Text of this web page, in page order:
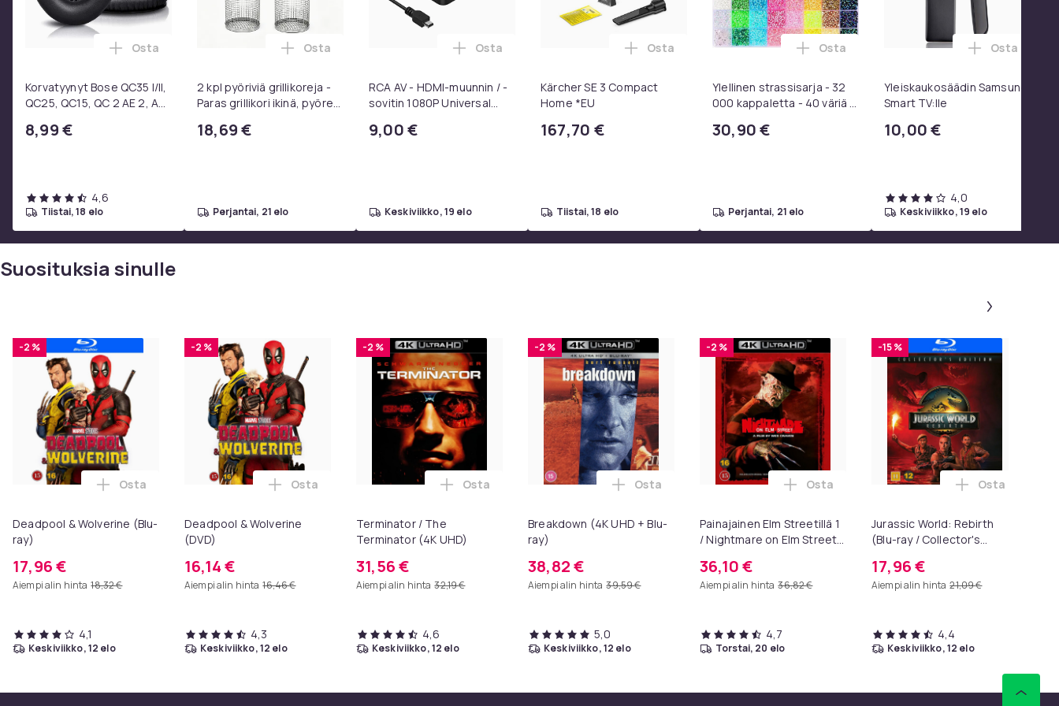
Korvatyynyt Bose QC35 I/II,
QC25, QC15, QC 2 AE 2, AE
SoundLink Black
8,99 €
Lisää Korvatyynyt Bose QC35 I/II, QC25, QC15, QC 2 AE 2, AE 2i, AE 2w, SoundTrue, SoundLink Black ostoskoriin
Osta
4,6
tiistai, 18 elo
2 kpl pyöriviä grillikoreja -
Paras grillikori ikinä, pyöreä
teräksestä valmistettu
18,69 €
Lisää 2 kpl pyöriviä grillikoreja - Paras grillikori ikinä, pyöreä ruostumattomasta teräksestä valmistettu grilliverkko ostoskoriin
Osta
perjantai, 21 elo
RCA AV - HDMI-muunnin / -
sovitin 1080P Universal
9,00 €
Lisää RCA AV - HDMI-muunnin / -sovitin 1080P Universal Musta ostoskoriin
Osta
keskiviikko, 19 elo
Kärcher SE 3 Compact
Home *EU
167,70 €
Lisää Kärcher SE 3 Compact Home *EU ostoskoriin
Osta
tiistai, 18 elo
Ylellinen strassisarja - 32
000 kappaletta - 40 väriä -
strassit - koko 3mm - Liima
30,90 €
Lisää Ylellinen strassisarja - 32 000
Osta
perjantai, 21 elo
Yleiskaukosäädin Samsung
Smart TV:lle
10,00 €
Lisää
Osta
4,0
keskiviikko, 19 elo
Suosituksia sinulle
-2 %
Deadpool & Wolverine (Blu-
ray)
17,96 €
Aiempi alin hinta 18,32 €
Lisää Deadpool & Wolverine (Blu-ray) ostoskoriin
Osta
4,1
keskiviikko, 12 elo
-2 %
Deadpool & Wolverine
(DVD)
16,14 €
Aiempi alin hinta 16,46 €
Lisää Deadpool & Wolverine (DVD) ostoskoriin
Osta
4,3
keskiviikko, 12 elo
-2 %
Terminator / The
Terminator (4K UHD)
31,56 €
Aiempi alin hinta 32,19 €
Lisää Terminator / The Terminator (4K UHD) ostoskoriin
Osta
4,6
keskiviikko, 12 elo
-2 %
Breakdown (4K UHD + Blu-
ray)
38,82 €
Aiempi alin hinta 39,59 €
Lisää Breakdown (4K UHD + Blu-ray) ostoskoriin
Osta
5,0
keskiviikko, 12 elo
-2 %
Painajainen Elm Streetillä 1
/ Nightmare on Elm Street
36,10 €
Aiempi alin hinta 36,82 €
Lisää Painajainen Elm Streetillä 1 /
Osta
4,7
torstai, 20 elo
-15 %
Jurassic World: Rebirth
(Blu-ray / Collector's
17,96 €
Aiempi alin hinta 21,09 €
Lisää
Osta
4,4
keskiviikko, 12 elo